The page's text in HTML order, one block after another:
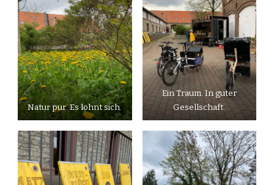
Natur pur. Es lohnt sich.
Ein Traum. In guter
Gesellschaft.